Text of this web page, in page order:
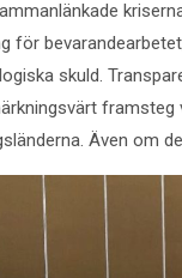
för
skuld.
framsteg
Även om